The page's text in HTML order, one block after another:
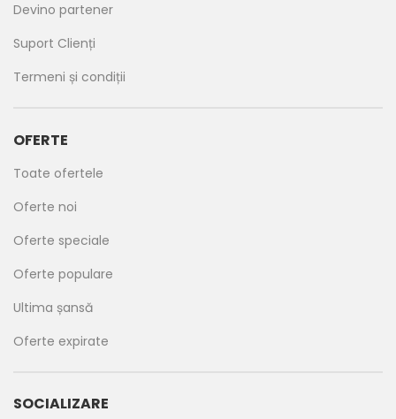
Devino partener
Suport Clienți
Termeni și condiții
OFERTE
Toate ofertele
Oferte noi
Oferte speciale
Oferte populare
Ultima șansă
Oferte expirate
SOCIALIZARE